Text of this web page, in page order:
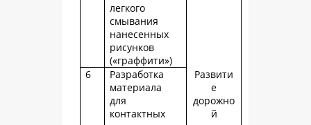
легкого
смывания
нанесенных
рисунков
(«граффити»)
Развити
е
дорожно
й
6
Разработка
материала
для
контактных